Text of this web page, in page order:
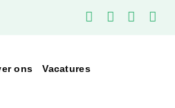
ons Vacatures